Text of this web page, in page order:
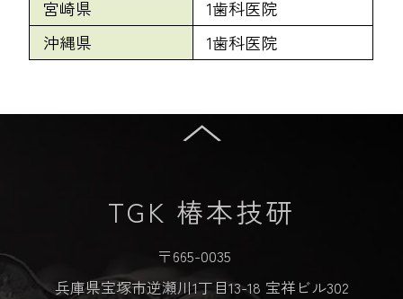
宮崎県
1歯科医院
沖縄県
1歯科医院
TGK 椿本技研
〒665-0035
兵庫県宝塚市逆瀬川1丁目13-18 宝祥ビル302